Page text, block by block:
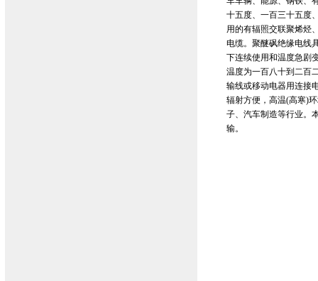
十五度、一百三十五度
用的有辐照交联聚烯烃
电缆。聚醚砜绝缘电线
下连续使用和温度急剧
温度为一百八十到二百
输线或移动电器用连接
辐射方便，高温(高寒)
子、汽车制造等行业。
输。